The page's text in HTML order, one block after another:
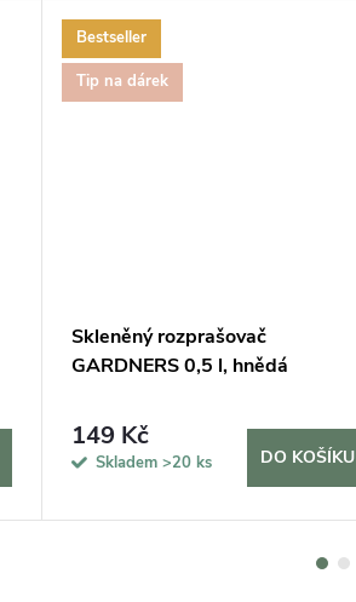
Bestseller
Tip na dárek
Skleněný rozprašovač
GARDNERS 0,5 l, hnědá
149 Kč
Skladem >20 ks DO KOŠÍKU